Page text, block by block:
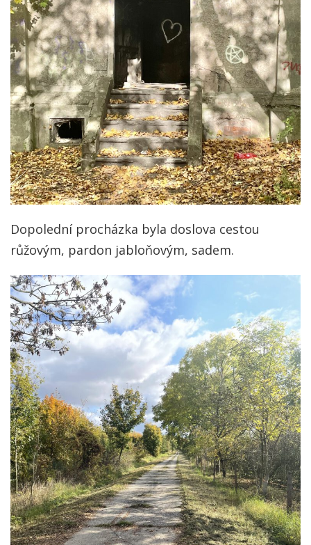
Dopolední procházka byla doslova cestou
růžovým, pardon jabloňovým, sadem.